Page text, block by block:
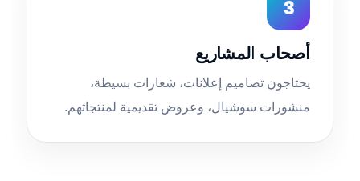
3
أصحاب المشاريع
يحتاجون تصاميم إعلانات، شعارات بسيطة،
منشورات سوشيال، وعروض تقديمية لمنتجاتهم.